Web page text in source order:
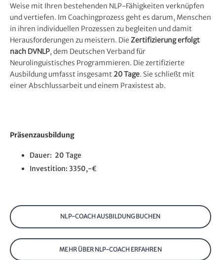
Weise mit Ihren bestehenden NLP-Fähigkeiten verknüpfen
und vertiefen. Im Coachingprozess geht es darum, Menschen
in ihren individuellen Prozessen zu begleiten und damit
Herausforderungen zu meistern. Die Zertifizierung erfolgt
nach DVNLP, dem Deutschen Verband für
Neurolinguistisches Programmieren. Die zertifizierte
Ausbildung umfasst insgesamt 20 Tage. Sie schließt mit
einer Abschlussarbeit und einem Praxistest ab.
Präsenzausbildung
Dauer: 20 Tage
Investition: 3350,-€
NLP-COACH AUSBILDUNG BUCHEN
MEHR ÜBER NLP-COACH ERFAHREN